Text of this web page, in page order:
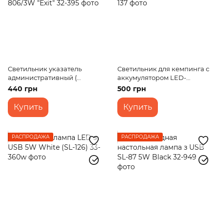
Светильник указатель
административный (
аварийный ) с
аккумулятором LED-806/3W
"Exit"
440 грн
Купить
Светильник для кемпинга с
аккумулятором LED-
811/1.44W 24 pcs DC4V
500 грн
Купить
РАСПРОДАЖА РАСПРОДАЖА